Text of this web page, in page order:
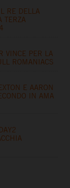
RE DELLA
TERZA
VINCE PER LA
ROMANIACS
E AARON
IN AMA